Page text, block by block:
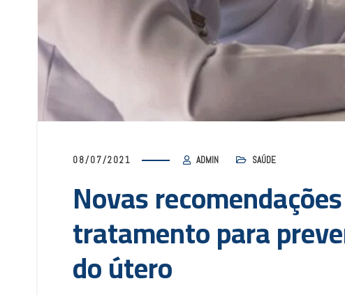
08/07/2021 ADMIN SAÚDE
Novas
tratamento para
do útero